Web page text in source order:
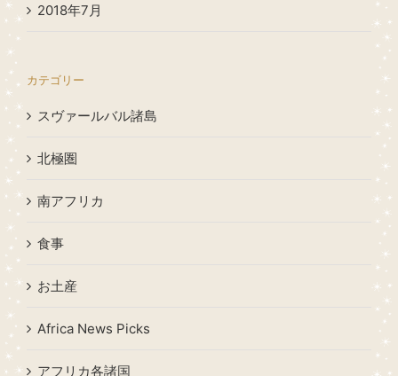
2018年7月
カテゴリー
スヴァールバル諸島
北極圏
南アフリカ
食事
お土産
Africa News Picks
アフリカ各諸国